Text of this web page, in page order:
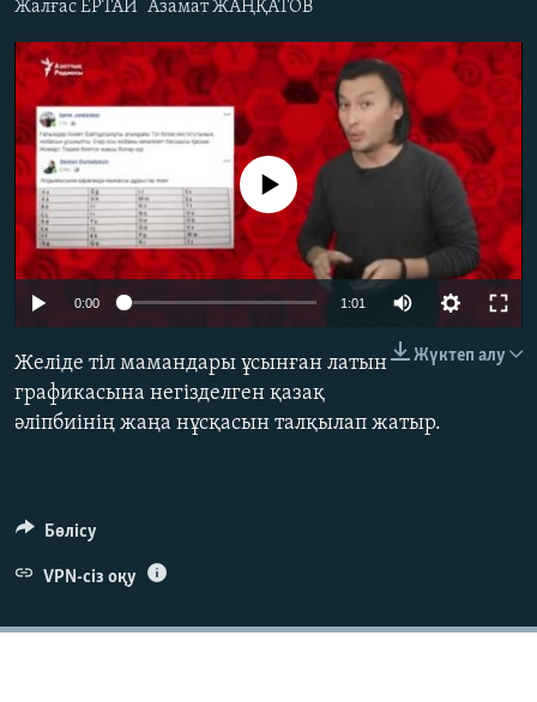
Skip
to
Search
ӘЛЕУМЕТ
ӘЛЕМ
АРНАЙЫ ЖОБАЛАР
Русский
ЖАЗЫЛЫҢЫЗ
Жалғас ЕРТАЙ Азамат ЖАҢҚАТОВ
No media source currently available
0:00 1:01
Жүктеп алу
Желіде тіл мамандары ұсынған латын
графикасына негізделген қазақ
әліпбиінің жаңа нұсқасын талқылап жатыр.
Бөлісу
VPN-сіз оқу